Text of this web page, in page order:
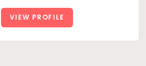
VIEW PROFILE